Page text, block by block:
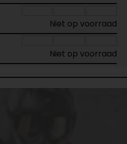
Niet op voorraad
Niet op voorraad